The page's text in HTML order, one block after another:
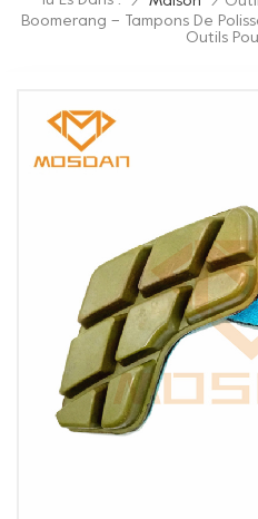
Boomerang – Tampons De
Outils